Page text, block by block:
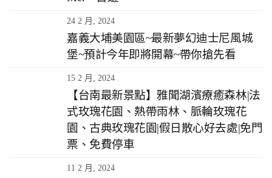
24 2 月, 2024
嘉義大埔美園區~最新夢幻迪士尼風城
堡~預計今年即將開幕~帶你搶先看
15 2 月, 2024
【台南最新景點】雅聞湖濱療癒森林|法
式玫瑰花園、熱帶雨林、脈輪玫瑰花
園、古典玫瑰花園|假日散心好去處|免門
票、免費停車
11 2 月, 2024